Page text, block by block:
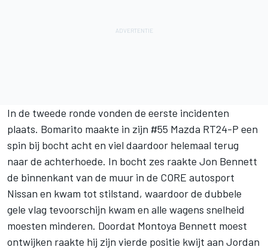
In de tweede ronde vonden de eerste incidenten
plaats. Bomarito maakte in zijn #55 Mazda RT24-P een
spin bij bocht acht en viel daardoor helemaal terug
naar de achterhoede. In bocht zes raakte Jon Bennett
de binnenkant van de muur in de CORE autosport
Nissan en kwam tot stilstand, waardoor de dubbele
gele vlag tevoorschijn kwam en alle wagens snelheid
moesten minderen. Doordat Montoya Bennett moest
ontwijken raakte hij zijn vierde positie kwijt aan Jordan